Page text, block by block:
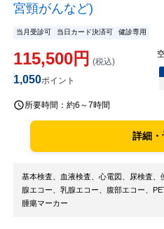
宮頸がんなど)
当月受診可 当日カード決済可 健診専用
115,500円 (税込)
1,050ポイント
所要時間： 約6～7時間
詳細・
基本検査、血液検査、心電図、尿検査
腺エコー、乳腺エコー、腹部エコー、
腫瘍マーカー